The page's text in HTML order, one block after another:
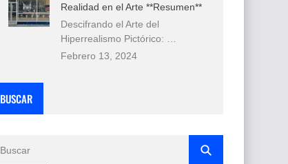
Realidad en el Arte **Resumen**
Descifrando el Arte del
Hiperrealismo Pictórico: …
Febrero 13, 2024
BUSCAR